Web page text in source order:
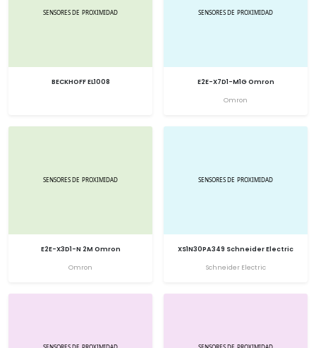
BECKHOFF EL1008
E2E-X7D1-M1G Omron
Omron
E2E-X3D1-N 2M Omron
Omron
XS1N30PA349 Schneider Electric
Schneider Electric